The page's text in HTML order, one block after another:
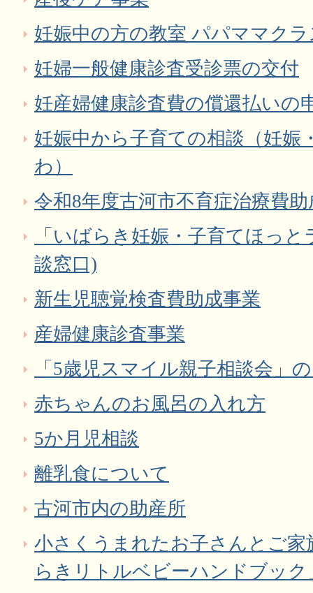
妊娠中の方の教室 パパママク
妊婦一般健康診査受診票の交付
妊産婦健康診査費の償還払いの
妊娠中から子育ての相談（妊娠
わ）
令和8年度古河市不育症治療費
「いばらき妊娠・子育てほっ
談窓口)
新生児聴覚検査費助成事業
産婦健康診査事業
「5歳児スマイル親子相談会」
赤ちゃんのお風呂の入れ方
5か月児相談
離乳食について
古河市内の助産所
小さくうまれたお子さんとご
らきリトルベビーハンドブック